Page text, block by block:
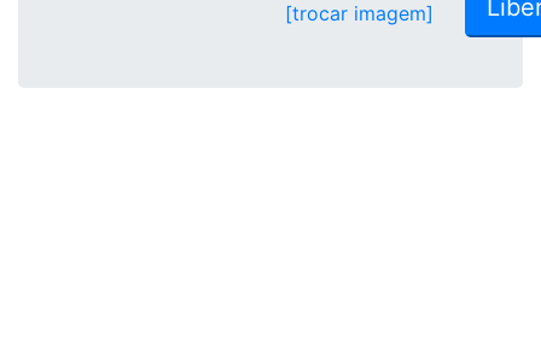
[trocar imagem]